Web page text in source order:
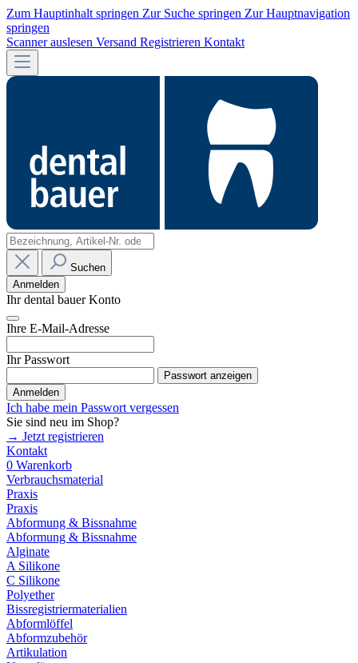
Zum Hauptinhalt springen Zur Suche springen Zur Hauptnavigation
springen
Scanner auslesen Versand Registrieren Kontakt
Suchen
Anmelden
Ihr dental bauer Konto
Ihre E-Mail-Adresse
Ihr Passwort
Passwort anzeigen
Anmelden
Ich habe mein Passwort vergessen
Sie sind neu im Shop?
→ Jetzt registrieren
Kontakt
0 Warenkorb
Verbrauchsmaterial
Praxis
Praxis
Abformung & Bissnahme
Abformung & Bissnahme
Alginate
A Silikone
C Silikone
Polyether
Bissregistriermaterialien
Abformlöffel
Abformzubehör
Artikulation